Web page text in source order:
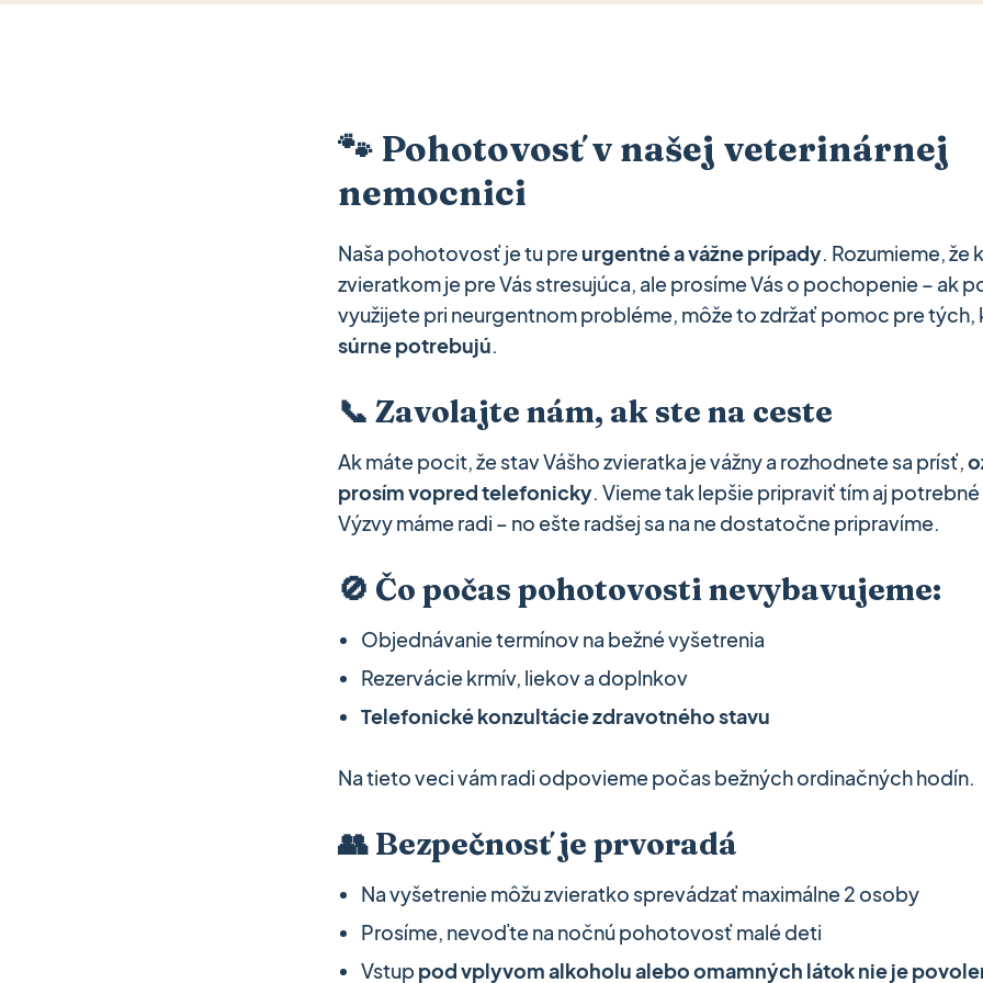
🐾 Pohotovosť v našej veterinárnej
nemocnici
Naša pohotovosť je tu preurgentné a vážne prípady. Rozumieme, že
zvieratkom je pre Vás stresujúca, ale prosíme Vás o pochopenie – ak
využijete pri neurgentnom probléme, môže to zdržať pomoc pre tých,
súrne potrebujú.
📞 Zavolajte nám, ak ste na ceste
Ak máte pocit, že stav Vášho zvieratka je vážny a rozhodnete sa prísť,
prosím vopred telefonicky. Vieme tak lepšie pripraviť tím aj
Výzvy máme radi – no ešte radšej sa na ne dostatočne pripravíme.
🚫 Čo počas pohotovosti nevybavujeme:
Objednávanie termínov na bežné vyšetrenia
Rezervácie krmív, liekov a doplnkov
Telefonické konzultácie zdravotného stavu
Na tieto veci vám radi odpovieme počas bežných ordinačných hodín.
👥 Bezpečnosť je prvoradá
Na vyšetrenie môžu zvieratko sprevádzať maximálne 2 osoby
Prosíme, nevoďte na nočnú pohotovosť malé deti
Vstup pod vplyvom alkoholu alebo omamných látok nie je